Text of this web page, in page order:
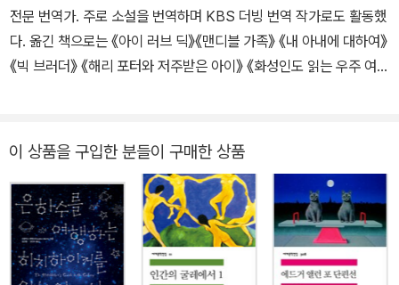
위를 기록했다. 전 세계의 비평가들은 그녀의 소설을 ‘맥박을 뛰게 하
는 재미’, ‘무섭고 기발한’, ‘세련되고 매혹적인 산문’이라는 찬사를 보
냈다. 퍼블리셔스 위클리는 게리첸을 ‘메디컬 서스펜스의 여왕’이라
업 작가로 활동하고 있다.
전문 번역가. 주로 소설을 번역하며 KBS 더빙 번역 작가로도 활동했
다. 옮긴 책으로는 《아이 러브 딕》《맨디블 가족》 《내 아내에 대하여》
《빅 브러더》 《해리 포터와 저주받은 아이》 《화성인도 읽는 우주 여행
의 힘》 외 다수가 있다. 2018년 GKL 문학번역상 최우수상을 수상했
이 상품을 구입한 분들이 구매한 상품